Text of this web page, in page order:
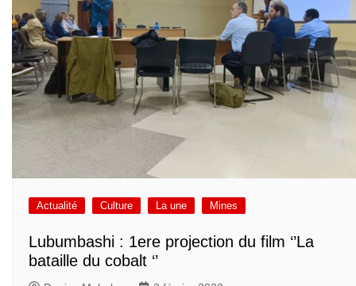
Actualité Culture La une Mines
Lubumbashi : 1ere projection du film ‘’La
bataille du cobalt ‘’